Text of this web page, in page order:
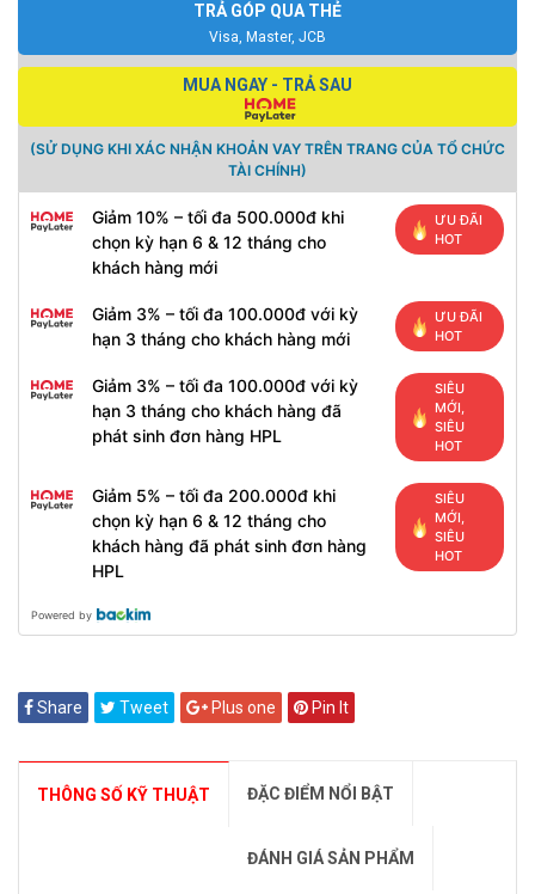
TRẢ GÓP QUA THẺ
Visa, Master, JCB
MUA NGAY - TRẢ SAU
(SỬ DỤNG KHI XÁC NHẬN KHOẢN VAY TRÊN TRANG CỦA TỔ CHỨC
TÀI CHÍNH)
Giảm 10% – tối đa 500.000đ khi
chọn kỳ hạn 6 & 12 tháng cho
khách hàng mới
ƯU ĐÃI
HOT
Giảm 3% – tối đa 100.000đ với kỳ
hạn 3 tháng cho khách hàng mới
ƯU ĐÃI
HOT
Giảm 3% – tối đa 100.000đ với kỳ
hạn 3 tháng cho khách hàng đã
phát sinh đơn hàng HPL
SIÊU
MỚI,
SIÊU
HOT
Giảm 5% – tối đa 200.000đ khi
chọn kỳ hạn 6 & 12 tháng cho
khách hàng đã phát sinh đơn hàng
HPL
SIÊU
MỚI,
SIÊU
HOT
Powered by
Share Tweet Plus one Pin It
THÔNG SỐ KỸ THUẬT ĐẶC ĐIỂM NỔI BẬT
ĐÁNH GIÁ SẢN PHẨM